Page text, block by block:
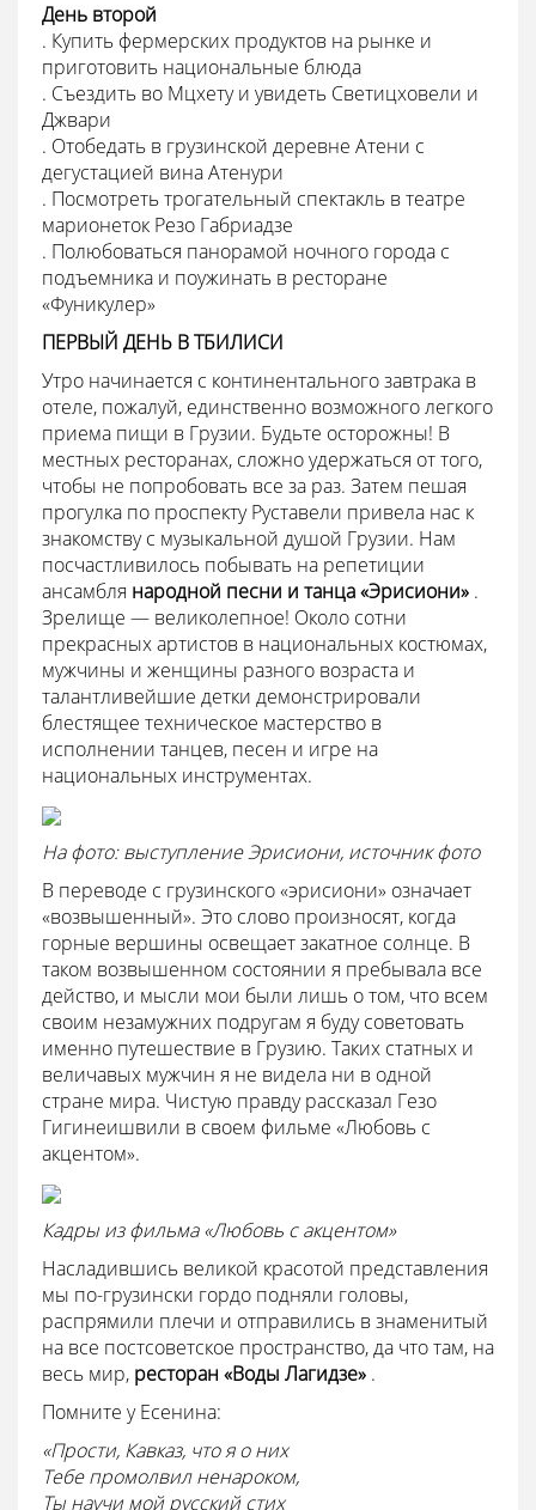
День второй
. Купить фермерских продуктов на рынке и
приготовить национальные блюда
. Съездить во Мцхету и увидеть Светицховели и
Джвари
. Отобедать в грузинской деревне Атени с
дегустацией вина Атенури
. Посмотреть трогательный спектакль в театре
марионеток Резо Габриадзе
. Полюбоваться панорамой ночного города с
подъемника и поужинать в ресторане
«Фуникулер»
ПЕРВЫЙ ДЕНЬ В ТБИЛИСИ
Утро начинается с континентального завтрака в
отеле, пожалуй, единственно возможного легкого
приема пищи в Грузии. Будьте осторожны! В
местных ресторанах, сложно удержаться от того,
чтобы не попробовать все за раз. Затем пешая
прогулка по проспекту Руставели привела нас к
знакомству с музыкальной душой Грузии. Нам
посчастливилось побывать на репетиции
ансамбля народной песни и танца «Эрисиони» .
Зрелище — великолепное! Около сотни
прекрасных артистов в национальных костюмах,
мужчины и женщины разного возраста и
талантливейшие детки демонстрировали
блестящее техническое мастерство в
исполнении танцев, песен и игре на
национальных инструментах.
На фото: выступление Эрисиони, источник фото
В переводе с грузинского «эрисиони» означает
«возвышенный». Это слово произносят, когда
горные вершины освещает закатное солнце. В
таком возвышенном состоянии я пребывала все
действо, и мысли мои были лишь о том, что всем
своим незамужних подругам я буду советовать
именно путешествие в Грузию. Таких статных и
величавых мужчин я не видела ни в одной
стране мира. Чистую правду рассказал Гезо
Гигинеишвили в своем фильме «Любовь с
акцентом».
Кадры из фильма «Любовь с акцентом»
Насладившись великой красотой представления
мы по-грузински гордо подняли головы,
распрямили плечи и отправились в знаменитый
на все постсоветское пространство, да что там, на
весь мир, ресторан «Воды Лагидзе» .
Помните у Есенина:
«Прости, Кавказ, что я о них
Тебе промолвил ненароком,
Ты научи мой русский стих